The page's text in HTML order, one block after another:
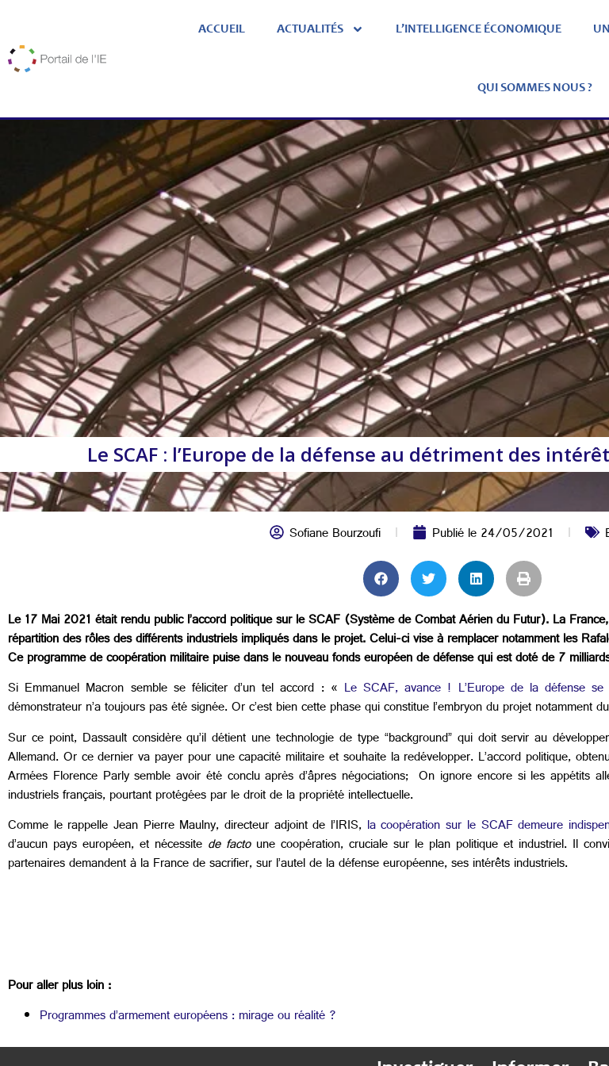
ACCUEIL ACTUALITÉS L’INTELLIGENCE ÉCONOMIQUE
QUI SOMMES NOUS ?
Le SCAF : l’Europe de la défense au détriment des
Sofiane Bourzoufi Publié le24/05/2021
Le 17 Mai 2021 était rendu public l’accord politique sur le SCAF (Système de Combat Aérien du Futur). La
répartition des rôles des différents industriels impliqués dans le projet. Celui-ci vise à remplacer notamment les
Ce programme de coopération militaire puise dans le nouveau fonds européen de défense qui est doté de 7
Si Emmanuel Macron semble se féliciter d’un tel accord : « Le SCAF, avance ! L’Europe de la défense
démonstrateur n’a toujours pas été signée. Or c’est bien cette phase qui constitue l’embryon du projet notamment
Sur ce point, Dassault considère qu’il détient une technologie de type “background” qui doit servir au
Allemand. Or ce dernier va payer pour une capacité militaire et souhaite la redévelopper. L’accord politique,
Armées Florence Parly semble avoir été conclu après d’âpres négociations; On ignore encore si les appétits
industriels français, pourtant protégées par le droit de la propriété intellectuelle.
Comme le rappelle Jean Pierre Maulny, directeur adjoint de l’IRIS, la coopération sur le SCAF demeure
d’aucun pays européen, et nécessite de facto une coopération, cruciale sur le plan politique et industriel. Il
partenaires demandent à la France de sacrifier, sur l’autel de la défense européenne, ses intérêts industriels.
Pour aller plus loin :
Programmes d’armement européens : mirage ou réalité ?